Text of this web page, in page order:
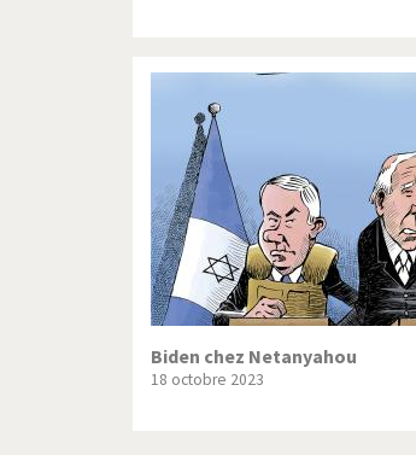
Biden chez Netanyahou
18 octobre 2023